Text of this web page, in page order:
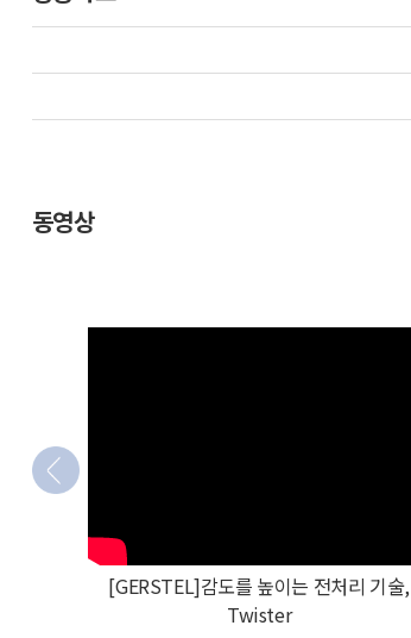
동영상
[GERSTEL]감도를 높이는 전처리 기술,
Twister